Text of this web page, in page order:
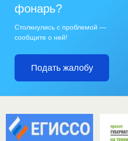
фонарь?
Столкнулись с проблемой —
сообщите о ней!
Подать жалобу